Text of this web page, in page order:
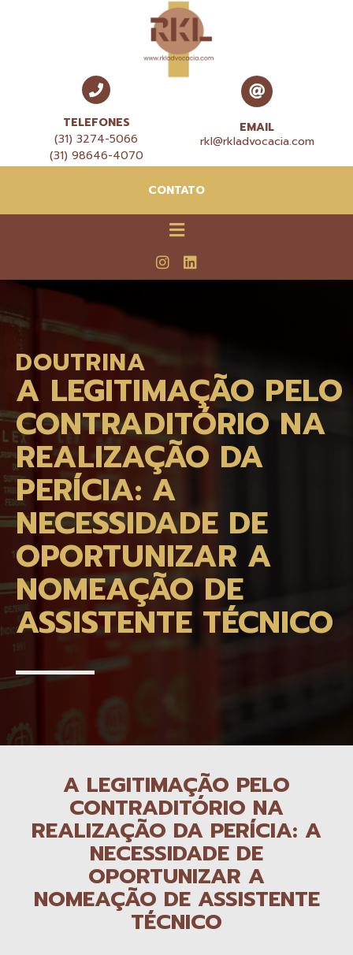
TELEFONES
(31) 3274-5066
(31) 98646-4070
EMAIL
rkl@rkladvocacia.com
CONTATO
DOUTRINA
A LEGITIMAÇÃO PELO
CONTRADITÓRIO NA
REALIZAÇÃO DA
PERÍCIA: A
NECESSIDADE DE
OPORTUNIZAR A
NOMEAÇÃO DE
ASSISTENTE TÉCNICO
A LEGITIMAÇÃO PELO
CONTRADITÓRIO NA
REALIZAÇÃO DA PERÍCIA: A
NECESSIDADE DE
OPORTUNIZAR A
NOMEAÇÃO DE ASSISTENTE
TÉCNICO